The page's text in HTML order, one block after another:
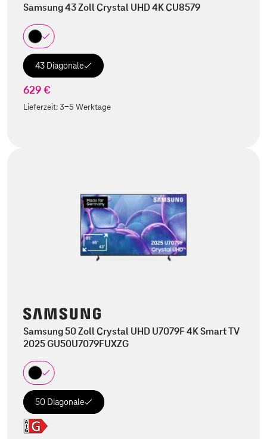
Samsung 43 Zoll Crystal UHD 4K CU8579
43 Diagonale
629 €
Lieferzeit:3-5 Werktage
Samsung 50 Zoll Crystal UHD U7079F 4K Smart TV
2025 GU50U7079FUXZG
50 Diagonale